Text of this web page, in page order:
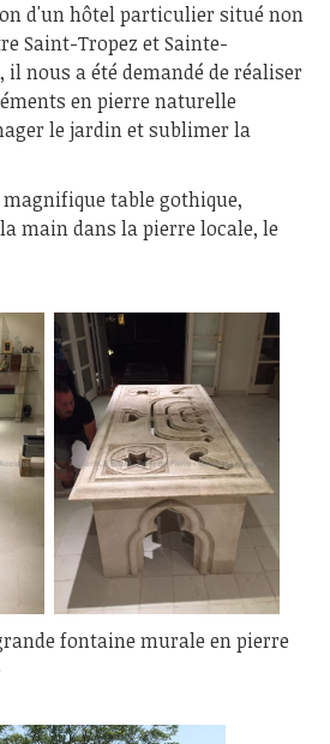
d'un hôtel particulier situé non
Saint-Tropez et Sainte-
il nous a été demandé de réaliser
en pierre naturelle
le jardin et sublimer la
table gothique,
main dans la pierre locale, le
fontaine murale en pierre